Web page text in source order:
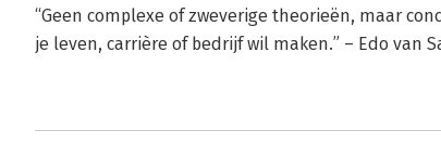
“Geen complexe of zweverige theorieën, maar
je leven, carrière of bedrijf wil maken.” – Edo van